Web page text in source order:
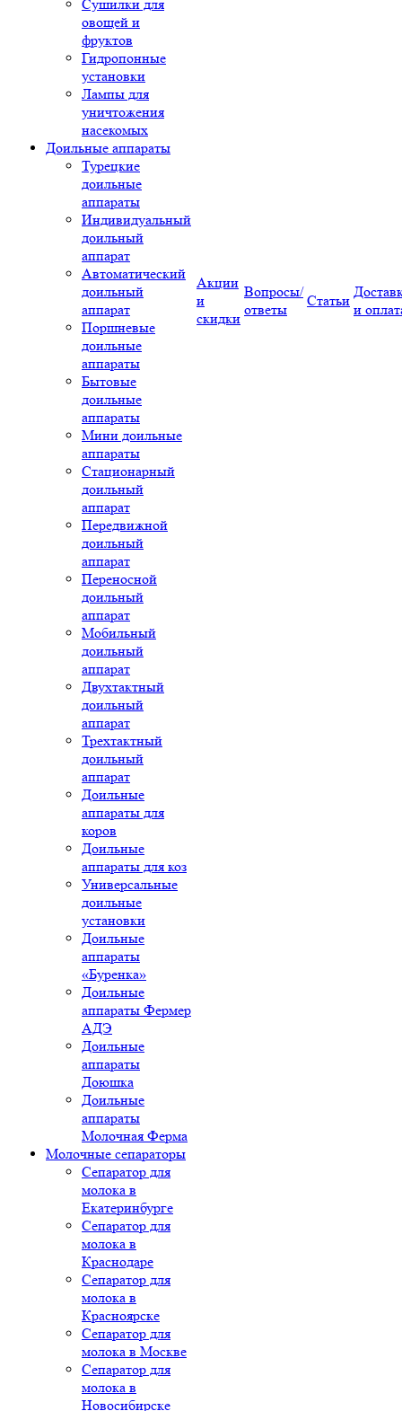
Сушилки для
овощей и
фруктов
Гидропонные
установки
Лампы для
уничтожения
насекомых
Доильные аппараты
Турецкие
доильные
аппараты
Индивидуальный
доильный
аппарат
Автоматический
доильный
аппарат
Поршневые
доильные
аппараты
Бытовые
доильные
аппараты
Мини доильные
аппараты
Стационарный
доильный
аппарат
Передвижной
доильный
аппарат
Переносной
доильный
аппарат
Мобильный
доильный
аппарат
Двухтактный
доильный
аппарат
Трехтактный
доильный
аппарат
Доильные
аппараты для
коров
Доильные
аппараты для коз
Универсальные
доильные
установки
Доильные
аппараты
«Буренка»
Доильные
аппараты Фермер
АДЭ
Доильные
аппараты
Доюшка
Доильные
аппараты
Молочная Ферма
Молочные сепараторы
Сепаратор для
молока в
Екатеринбурге
Сепаратор для
молока в
Краснодаре
Сепаратор для
молока в
Красноярске
Сепаратор для
молока в Москве
Сепаратор для
молока в
Новосибирске
Акции
и
скидки
Вопросы/
ответы
Статьи
и